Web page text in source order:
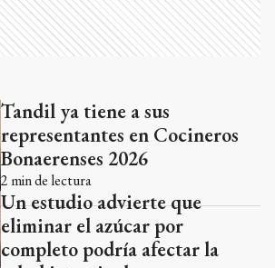
Tandil ya tiene a sus
representantes en Cocineros
Bonaerenses 2026
2 min de lectura
Un estudio advierte que
eliminar el azúcar por
completo podría afectar la